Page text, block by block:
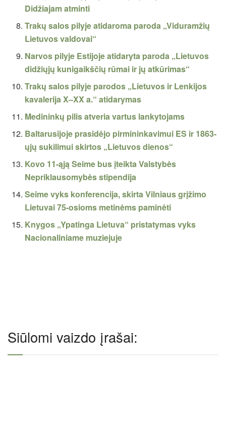
Didžiajam atminti
Trakų salos pilyje atidaroma paroda „Viduramžių
Lietuvos valdovai“
Narvos pilyje Estijoje atidaryta paroda „Lietuvos
didžiųjų kunigaikščių rūmai ir jų atkūrimas“
Trakų salos pilyje parodos „Lietuvos ir Lenkijos
kavalerija X–XX a.“ atidarymas
Medininkų pilis atveria vartus lankytojams
Baltarusijoje prasidėjo pirmininkavimui ES ir 1863-
ųjų sukilimui skirtos „Lietuvos dienos“
Kovo 11-ąją Seime bus įteikta Valstybės
Nepriklausomybės stipendija
Seime vyks konferencija, skirta Vilniaus grįžimo
Lietuvai 75-osioms metinėms paminėti
Knygos „Ypatinga Lietuva“ pristatymas vyks
Nacionaliniame muziejuje
Siūlomi vaizdo įrašai: